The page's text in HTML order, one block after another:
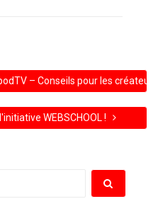
– Conseils pour les
WEBSCHOOL !